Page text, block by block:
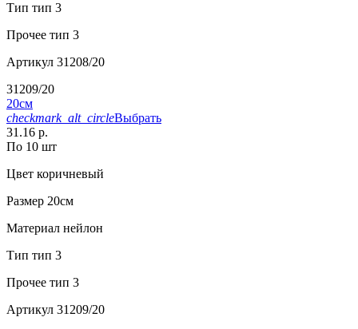
Тип тип 3
Прочее тип 3
Артикул 31208/20
31209/20
20см
checkmark_alt_circleВыбрать
31.16 р.
По 10 шт
Цвет коричневый
Размер 20см
Материал нейлон
Тип тип 3
Прочее тип 3
Артикул 31209/20